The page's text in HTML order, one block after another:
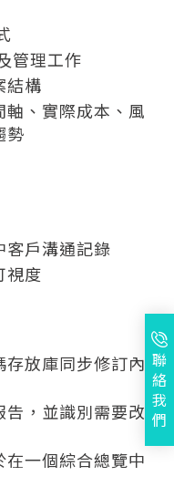
管理工作
結構
、實際成本、風
勢
客戶溝通記錄
視度
存放庫同步修訂內
，並識別需要改
一個綜合總覽中
聯
絡
我
們